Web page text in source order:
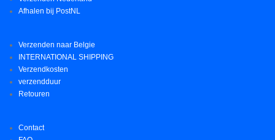
Afhalen bij PostNL
Verzenden naar Belgie
INTERNATIONAL SHIPPING
Verzendkosten
verzendduur
Retouren
Contact